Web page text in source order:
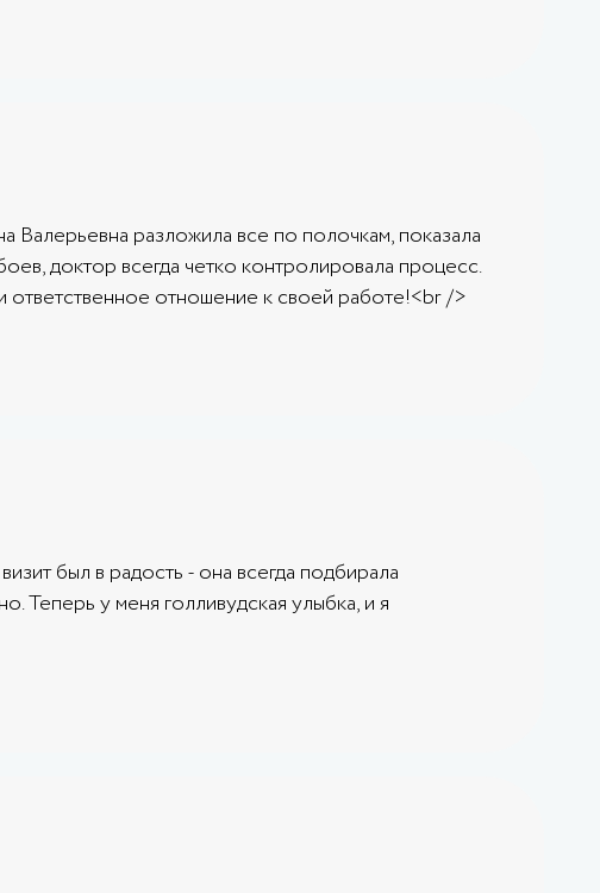
Валерьевна разложила все по полочкам, показала
доктор всегда четко контролировала процесс.
ответственное отношение к своей работе!<br />
был в радость - она всегда подбирала
Теперь у меня голливудская улыбка, и я